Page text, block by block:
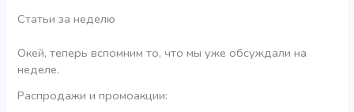
Статьи за неделю
Окей, теперь вспомним то, что мы уже обсуждали на
неделе.
Распродажи и промоакции: